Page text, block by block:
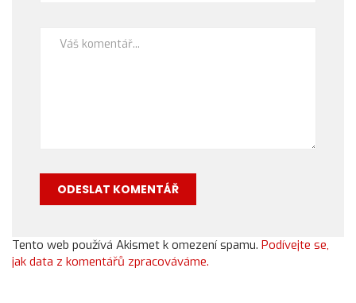
Tento web používá Akismet k omezení spamu. Podívejte se,
jak data z komentářů zpracováváme.